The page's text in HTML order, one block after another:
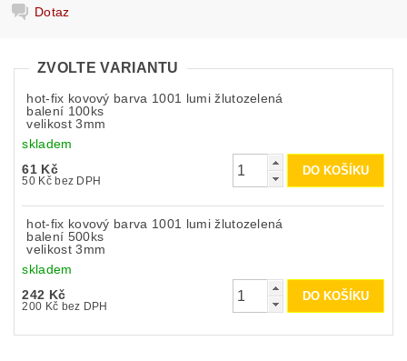
Dotaz
ZVOLTE VARIANTU
hot-fix kovový barva 1001 lumi žlutozelená
balení 100ks
velikost 3mm
skladem
61 Kč
50 Kč bez DPH
hot-fix kovový barva 1001 lumi žlutozelená
balení 500ks
velikost 3mm
skladem
242 Kč
200 Kč bez DPH